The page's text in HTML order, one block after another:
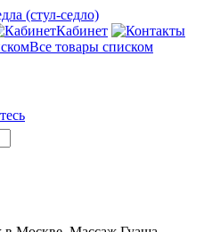
Кабинет
Все товары списком